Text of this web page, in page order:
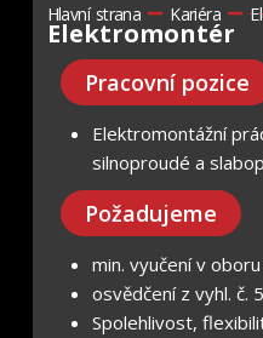
Hlavní strana Kariéra
Elektromontér
Pracovní pozice
Elektromontážní
silnoproudé a
Požadujeme
min. vyučení v
osvědčení z vyhl. č.
Spolehlivost,